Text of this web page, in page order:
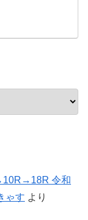
令和
ゃす より